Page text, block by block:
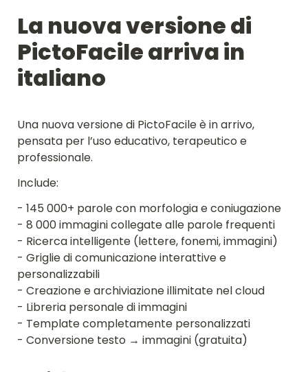
La nuova versione di
PictoFacile arriva in
italiano
Una nuova versione di PictoFacile è in arrivo,
pensata per l’uso educativo, terapeutico e
professionale.
Include:
- 145 000+ parole con morfologia e coniugazione
- 8 000 immagini collegate alle parole frequenti
- Ricerca intelligente (lettere, fonemi, immagini)
- Griglie di comunicazione interattive e
personalizzabili
- Creazione e archiviazione illimitate nel cloud
- Libreria personale di immagini
- Template completamente personalizzati
- Conversione testo → immagini (gratuita)